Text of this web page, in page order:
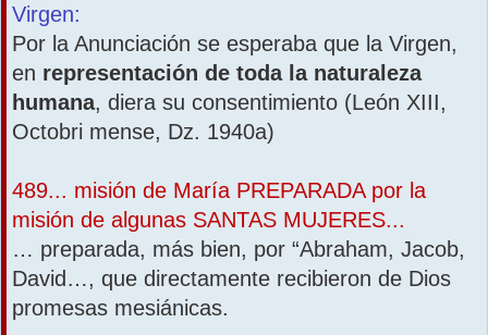
Virgen:
Por la Anunciación se esperaba que la Virgen,
en representación de toda la naturaleza
humana, diera su consentimiento (León XIII,
Octobri mense, Dz. 1940a)
489... misión de María PREPARADA por la
misión de algunas SANTAS MUJERES...
… preparada, más bien, por “Abraham, Jacob,
David…, que directamente recibieron de Dios
promesas mesiánicas.